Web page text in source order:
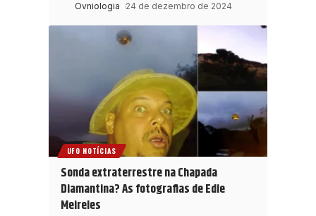
Ovniologia 24 de dezembro de 2024
UFO NOTÍCIAS
Sonda extraterrestre na Chapada
Diamantina? As fotografias de Edie
Meireles